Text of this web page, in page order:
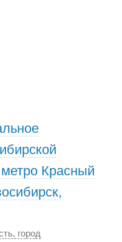
Красный
город